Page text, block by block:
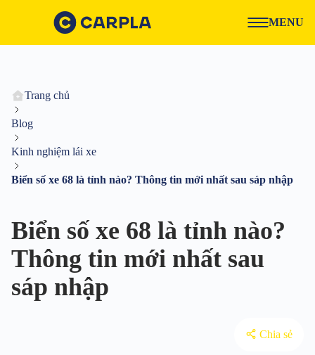
MENU
Trang chủ
Blog
Kinh nghiệm lái xe
Biển số xe 68 là tỉnh nào? Thông tin mới nhất sau sáp nhập
Biển số xe 68 là tỉnh nào?
Thông tin mới nhất sau
sáp nhập
Chia sẻ